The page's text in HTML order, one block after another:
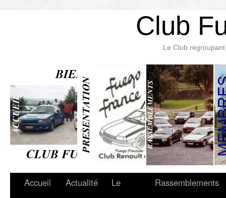
Club
Le Club
Accueil Actualité
Le
Rassemblements